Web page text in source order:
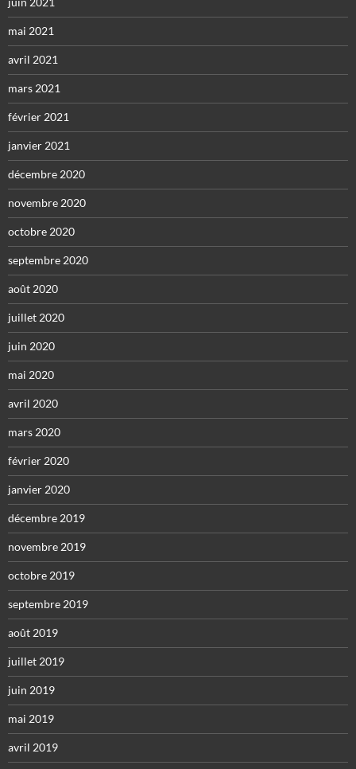
mai 2021
avril 2021
mars 2021
février 2021
janvier 2021
décembre 2020
novembre 2020
octobre 2020
septembre 2020
août 2020
juillet 2020
juin 2020
mai 2020
avril 2020
mars 2020
février 2020
janvier 2020
décembre 2019
novembre 2019
octobre 2019
septembre 2019
août 2019
juillet 2019
juin 2019
mai 2019
avril 2019